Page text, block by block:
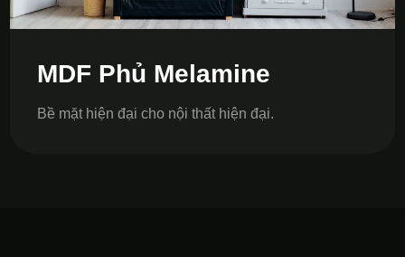
MDF Phủ Melamine
Bề mặt hiện đại cho nội thất hiện đại.